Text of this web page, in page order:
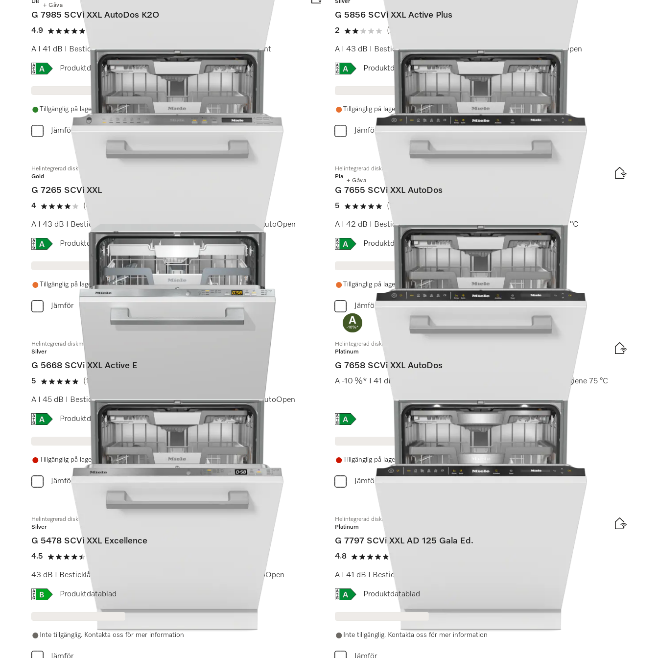
+ Gåva
Diamond
G 7985 SCVi XXL AutoDos K2O
4.9
4.9 stars out of 5
A I 41 dB I Besticklåda I MaxiComfort-korgar I M Touch I BrilliantLight
Online Label Flag, Energimärkning
Produktdatablad
Tillgänglig på lager
Jämför
Silver
G 5856 SCVi XXL Active Plus
2
2 stars out of 5
(2 recensioner)
A I 43 dB I Besticklåda I Comfort-korgar I QuickPowerWash I AutoOpen
Online Label Flag, Energimärkning
Produktdatablad
Tillgänglig på lager om 1-2 veckor
Jämför
Helintegrerad diskmaskin XXL
Gold
G 7265 SCVi XXL
4
4 stars out of 5
(6 recensioner)
A I 43 dB I Besticklåda I ExtraComfort-korgar I QuickPowerWash I AutoOpen
Online Label Flag, Energimärkning
Produktdatablad
Tillgänglig på lager om 1-2 veckor
Jämför
+ Gåva
Helintegrerad diskmaskin XXL
Platinum
G 7655 SCVi XXL AutoDos
5
5 stars out of 5
(8 recensioner)
A I 42 dB I Besticklåda I ExtraComfort-korgar I AutoDos I Hygien 75 °C
Online Label Flag, Energimärkning
Produktdatablad
Tillgänglig på lager om 1-2 veckor
Jämför
Helintegrerad diskmaskin XXL
Silver
G 5668 SCVi XXL Active E
5
5 stars out of 5
(1 recension)
A I 45 dB I Besticklåda I ExtraComfort-korgar I QuickPowerWash I AutoOpen
Online Label Flag, Energimärkning
Produktdatablad
Tillgänglig på lager om 3 veckor eller mer
Jämför
Helintegrerad diskmaskin XXL
Platinum
G 7658 SCVi XXL AutoDos
A -10 %* I 41 dB I Besticklåda I ExtraComfort-korgar I AutoDos I Hygiene 75 °C
Online Label Flag, Energimärkning
Tillgänglig på lager om 3 veckor eller mer
Jämför
Helintegrerad diskmaskin XXL
Silver
G 5478 SCVi XXL Excellence
4.5
4.5 stars out of 5
43 dB I Besticklåda I ExtraComfort-korgar I QuickPowerWash I AutoOpen
Online Label Flag, Energimärkning
Produktdatablad
Inte tillgänglig. Kontakta oss för mer information
Helintegrerad diskmaskin XXL
Platinum
G 7797 SCVi XXL AD 125 Gala Ed.
4.8
4.8 stars out of 5
A I 41 dB I Besticklåda I Jubilee-korgar I BrilliantLight I AutoDos
Online Label Flag, Energimärkning
Produktdatablad
Inte tillgänglig. Kontakta oss för mer information